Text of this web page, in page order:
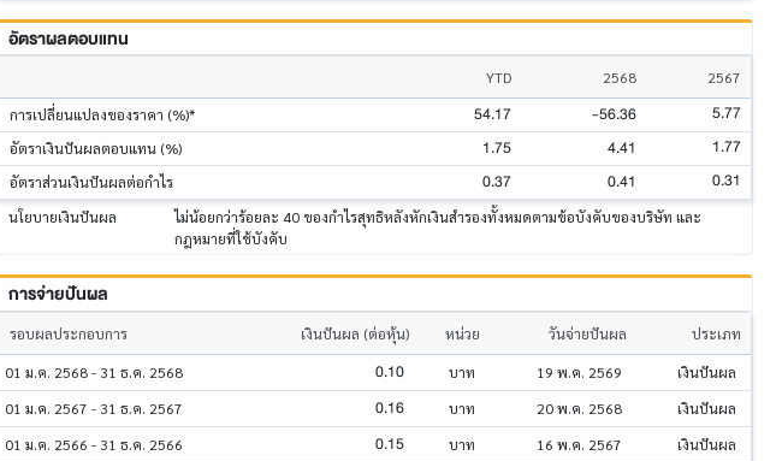
อัตราผลตอบแทน
YTD 2568
2567
การเปลี่ยนแปลงของราคา (%)*
54.17 -56.36 5.77
อัตราเงินปันผลตอบแทน (%) 1.75 4.41 1.77
อัตราส่วนเงินปันผลต่อกำไร 0.37 0.41 0.31
นโยบายเงินปันผล
ไม่น้อยกว่าร้อยละ 40 ของกำไรสุทธิหลังหักเงินสำรองทั้งหมดตามข้อบังคับของบริษัท และ
กฎหมายที่ใช้บังคับ
การจ่ายปันผล
รอบผลประกอบการ เงินปันผล (ต่อหุ้น) หน่วย วันจ่ายปันผล
ประเภท
01 ม.ค. 2568 - 31 ธ.ค. 2568
0.10 บาท 19 พ.ค. 2569
เงินปันผล
01 ม.ค. 2567 - 31 ธ.ค. 2567
0.16 บาท 20 พ.ค. 2568
เงินปันผล
01 ม.ค. 2566 - 31 ธ.ค. 2566
0.15 บาท 16 พ.ค. 2567
เงินปันผล